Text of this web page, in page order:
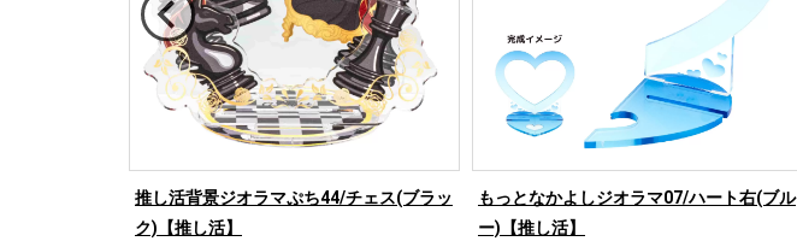
推し活背景ジオラマぷち44/チェス(ブラッ
ク)【推し活】
もっとなかよしジオラマ07/ハート右(ブル
ー)【推し活】